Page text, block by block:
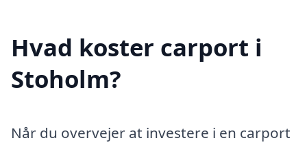
Hvad koster carport i
Stoholm?
Når du overvejer at investere i en carport